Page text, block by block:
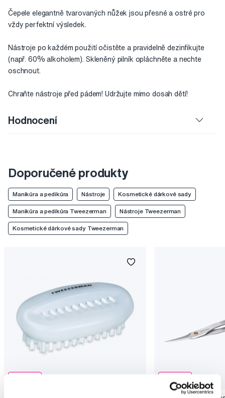
Čepele elegantně tvarovaných nůžek jsou přesné a ostré pro
vždy perfektní výsledek.
Nástroje po každém použití očistěte a pravidelně dezinfikujte
(např. 60% alkoholem). Skleněný pilník opláchněte a nechte
oschnout.
Chraňte nástroje před pádem! Udržujte mimo dosah dětí!
Hodnocení
Doporučené produkty
Manikúra a pedikúra Nástroje Kosmetické dárkové sady
Manikúra a pedikúra Tweezerman Nástroje Tweezerman
Kosmetické dárkové sady Tweezerman